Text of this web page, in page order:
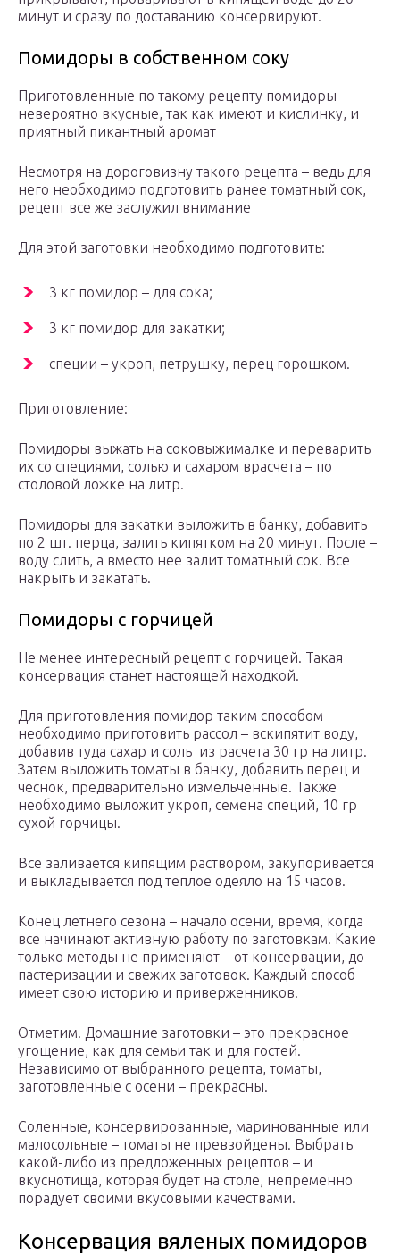
минут и сразу по доставанию консервируют.
Помидоры в собственном соку
Приготовленные по такому рецепту помидоры
невероятно вкусные, так как имеют и кислинку, и
приятный пикантный аромат
Несмотря на дороговизну такого рецепта – ведь для
него необходимо подготовить ранее томатный сок,
рецепт все же заслужил внимание
Для этой заготовки необходимо подготовить:
3 кг помидор – для сока;
3 кг помидор для закатки;
специи – укроп, петрушку, перец горошком.
Приготовление:
Помидоры выжать на соковыжималке и переварить
их со специями, солью и сахаром врасчета – по
столовой ложке на литр.
Помидоры для закатки выложить в банку, добавить
по 2 шт. перца, залить кипятком на 20 минут. После –
воду слить, а вместо нее залит томатный сок. Все
накрыть и закатать.
Помидоры с горчицей
Не менее интересный рецепт с горчицей. Такая
консервация станет настоящей находкой.
Для приготовления помидор таким способом
необходимо приготовить рассол – вскипятит воду,
добавив туда сахар и соль из расчета 30 гр на литр.
Затем выложить томаты в банку, добавить перец и
чеснок, предварительно измельченные. Также
необходимо выложит укроп, семена специй, 10 гр
сухой горчицы.
Все заливается кипящим раствором, закупоривается
и выкладывается под теплое одеяло на 15 часов.
Конец летнего сезона – начало осени, время, когда
все начинают активную работу по заготовкам. Какие
только методы не применяют – от консервации, до
пастеризации и свежих заготовок. Каждый способ
имеет свою историю и приверженников.
Отметим! Домашние заготовки – это прекрасное
угощение, как для семьи так и для гостей.
Независимо от выбранного рецепта, томаты,
заготовленные с осени – прекрасны.
Соленные, консервированные, маринованные или
малосольные – томаты не превзойдены. Выбрать
какой-либо из предложенных рецептов – и
вкуснотища, которая будет на столе, непременно
порадует своими вкусовыми качествами.
Консервация вяленых помидоров